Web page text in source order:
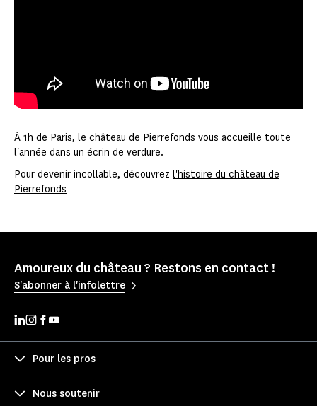
À 1h de Paris, le château de Pierrefonds vous accueille toute
l'année dans un écrin de verdure.
Pour devenir incollable, découvrez l'histoire du château de
Pierrefonds
Amoureux du château ? Restons en contact !
S'abonner à l'infolettre
Pour les pros
Nous soutenir